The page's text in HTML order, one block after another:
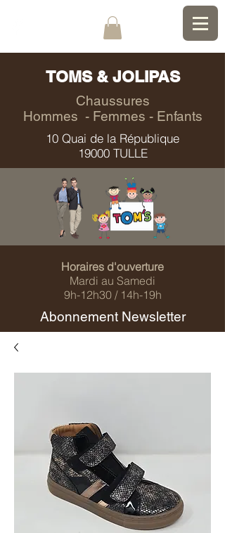
TOMS & JOLIPAS
Chaussures
Hommes - Femmes - Enfants
10 Quai de la République
19000 TULLE
Horaires d'ouverture
Mardi au Samedi
9h-12h30 / 14h-19h
Abonnement Newsletter